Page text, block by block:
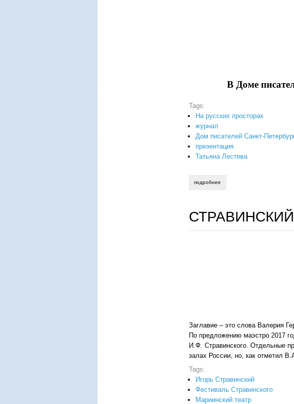
В Доме
Tags:
На русских просторах
журнал
Дом писателей Санкт-
презентация
Татьяна Лестева
подробнее
Заглавие – это слова Валерия
По предложению маэстро 2017
И.Ф. Стравинского. Отдельные
залах России, но, как отметил
Tags:
Игорь Стравинский
Фестиваль Стравинского
Мариинский театр